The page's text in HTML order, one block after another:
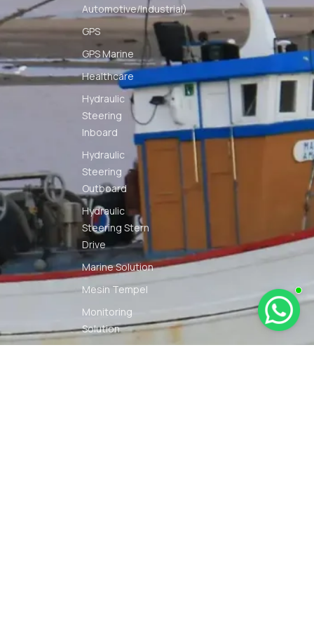
Automotive/Industrial)
GPS
GPS Marine
Healthcare
Hydraulic
Steering
Inboard
Hydraulic
Steering
Outboard
Hydraulic
Steering Stern
Drive
Marine Solution
Mesin Tempel
Monitoring
Solution